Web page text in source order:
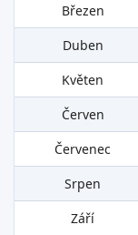
Březen
Duben
Květen
Červen
Červenec
Srpen
Září